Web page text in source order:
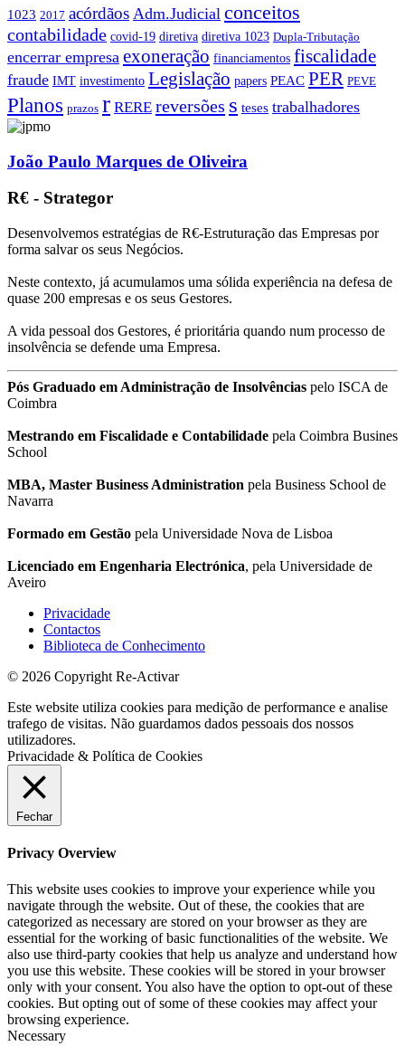
1023 2017 acórdãos Adm.Judicial conceitos
contabilidade covid-19 diretiva diretiva 1023 Dupla-Tributação
encerrar empresa exoneração financiamentos fiscalidade
fraude IMT investimento Legislação papers PEAC PER PEVE
Planos prazos r RERE reversões s teses trabalhadores
João Paulo Marques de Oliveira
R€ - Strategor
Desenvolvemos estratégias de R€-Estruturação das Empresas por
forma salvar os seus Negócios.
Neste contexto, já acumulamos uma sólida experiência na defesa de
quase 200 empresas e os seus Gestores.
A vida pessoal dos Gestores, é prioritária quando num processo de
insolvência se defende uma Empresa.
Pós Graduado em Administração de Insolvências pelo ISCA de
Coimbra
Mestrando em Fiscalidade e Contabilidade pela Coimbra Busines
School
MBA, Master Business Administration pela Business School de
Navarra
Formado em Gestão pela Universidade Nova de Lisboa
Licenciado em Engenharia Electrónica, pela Universidade de
Aveiro
Privacidade
Contactos
Biblioteca de Conhecimento
© 2026 Copyright Re-Activar
Este website utiliza cookies para medição de performance e analise
trafego de visitas. Não guardamos dados pessoais dos nossos
utilizadores.
Privacidade & Política de Cookies
Fechar
Privacy Overview
This website uses cookies to improve your experience while you
navigate through the website. Out of these, the cookies that are
categorized as necessary are stored on your browser as they are
essential for the working of basic functionalities of the website. We
also use third-party cookies that help us analyze and understand how
you use this website. These cookies will be stored in your browser
only with your consent. You also have the option to opt-out of these
cookies. But opting out of some of these cookies may affect your
browsing experience.
Necessary